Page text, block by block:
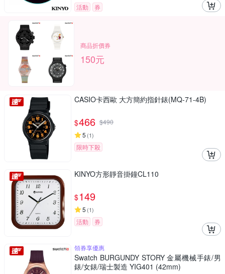
活動 券
商品折價券
150元
CASIO卡西歐 大方簡約指針錶(MQ-71-4B)
$466 $490
5 (1)
限時下殺
KINYO方形靜音掛鐘CL110
$149
5 (1)
活動 券
領券享優惠
Swatch BURGUNDY STORY 金屬機械手錶/男
錶/女錶/瑞士製造 YIG401 (42mm)